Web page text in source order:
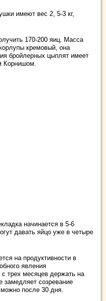
имеют вес 2, 5-3 кг,
170-200 яиц. Масса
кремовый, она
бройлерных цыплят имеет
Корнишом.
начинается в 5-6
давать яйцо уже в четыре
на продуктивности в
явления
трех месяцев держать на
замедляет созревание
после 30 дня.